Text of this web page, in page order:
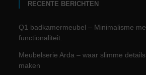
RECENTE BERICHTEN
Q1 badkamermeubel – Minimalisme
functionaliteit.
Meubelserie Arda – waar slimme
maken